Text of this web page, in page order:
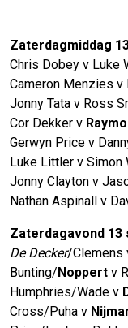
Zaterdagmiddag
Chris Dobey v Luke
Cameron Menzies v
Jonny Tata v Ross
Cor Dekker v
Gerwyn Price v
Luke Littler v Simon
Jonny Clayton v
Nathan Aspinall v
Zaterdagavond 13
De Decker/Clemens
Bunting/Noppert v
Humphries/Wade v
Cross/Puha v